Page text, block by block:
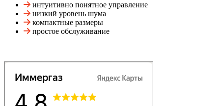
интуитивно понятное управление
низкий уровень шума
компактные размеры
простое обслуживание